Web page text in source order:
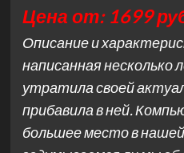
Цена от: 1699
Описание и
написанная несколько
утратила своей
прибавила в ней.
большее место в